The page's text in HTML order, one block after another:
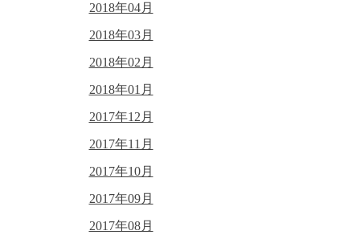
2018年04月
2018年03月
2018年02月
2018年01月
2017年12月
2017年11月
2017年10月
2017年09月
2017年08月